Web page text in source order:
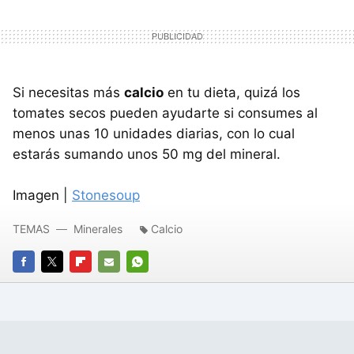
Si necesitas más calcio en tu dieta, quizá los
tomates secos pueden ayudarte si consumes al
menos unas 10 unidades diarias, con lo cual
estarás sumando unos 50 mg del mineral.
Imagen | Stonesoup
FACEBOOK
TWITTERFLIPBOARD
E-
WHATSAPP
TEMAS Minerales Calcio